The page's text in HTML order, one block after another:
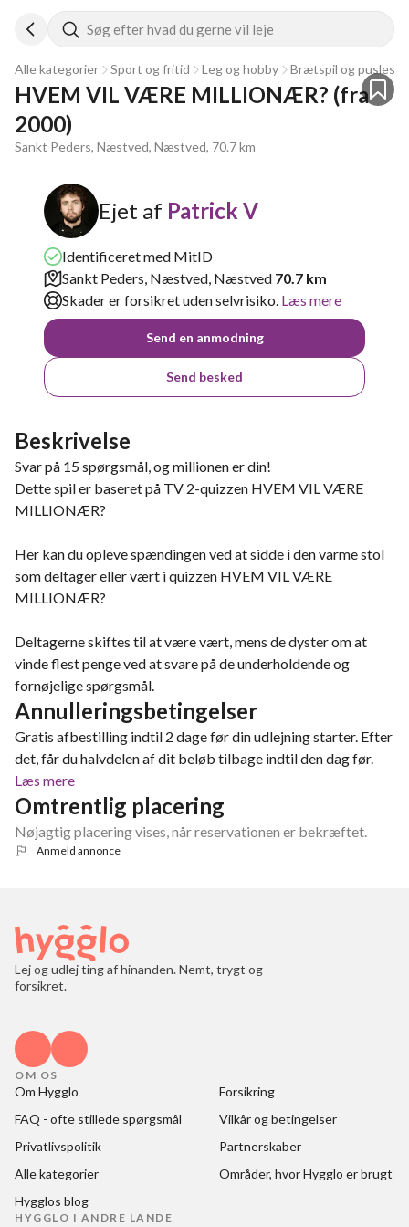
Søg efter hvad du gerne vil leje
Alle kategorier Sport og fritid Leg og hobby Brætspil og puslespil
HVEM VIL VÆRE MILLIONÆR? (fra
2000)
Sankt Peders, Næstved, Næstved, 70.7 km
Ejet af Patrick V
Identificeret med MitID
Sankt Peders, Næstved, Næstved 70.7 km
Skader er forsikret uden selvrisiko. Læs mere
Send en anmodning
Send besked
Beskrivelse
Svar på 15 spørgsmål, og millionen er din!
Dette spil er baseret på TV 2-quizzen HVEM VIL VÆRE
MILLIONÆR?
Her kan du opleve spændingen ved at sidde i den varme stol
som deltager eller vært i quizzen HVEM VIL VÆRE
MILLIONÆR?
Deltagerne skiftes til at være vært, mens de dyster om at
vinde flest penge ved at svare på de underholdende og
fornøjelige spørgsmål.
Annulleringsbetingelser
Gratis afbestilling indtil 2 dage før din udlejning starter. Efter
det, får du halvdelen af dit beløb tilbage indtil den dag før.
Læs mere
Omtrentlig placering
Nøjagtig placering vises, når reservationen er bekræftet.
Anmeld annonce
Lej og udlej ting af hinanden. Nemt, trygt og
forsikret.
OM OS
Om Hygglo
Forsikring
FAQ - ofte stillede spørgsmål
Vilkår og betingelser
Privatlivspolitik
Partnerskaber
Alle kategorier
Områder, hvor Hygglo er brugt
Hygglos blog
HYGGLO I ANDRE LANDE